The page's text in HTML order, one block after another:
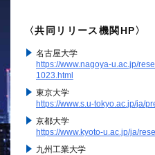
〈共同リリース機関HP〉
名古屋大学
https://www.nagoya-u.ac.jp/
1023.html
東京大学
https://www.s.u-tokyo.ac.jp/ja/
京都大学
https://www.kyoto-u.ac.jp/ja/
九州工業大学